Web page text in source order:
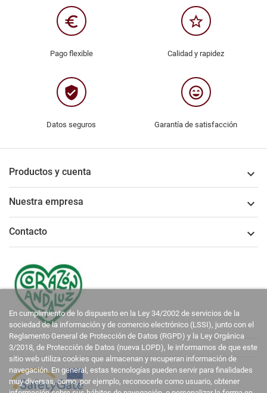
euro_symbol
Pago flexible
star_border
Calidad y rapidez
verified_user
Datos seguros
sentiment_very_satisfied
Garantía de satisfacción
Productos y cuenta 
Nuestra empresa 
Contacto 
En cumplimiento de lo dispuesto en la Ley 34/2002 de servicios de la
sociedad de la información y de comercio electrónico (LSSI), junto con el
Reglamento General de Protección de Datos (RGPD) y la Ley Orgánica
3/2018, de Protección de Datos (nueva LOPD), le informamos de que este
sitio web utiliza cookies que almacenan y recuperan información de
navegación. En general, estas tecnologías pueden servir para finalidades
muy diversas, como, por ejemplo, reconocerle como usuario, obtener